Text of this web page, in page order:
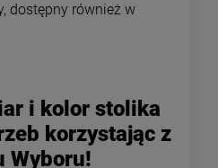
dostępny również w
i kolor stolika
korzystając z
Wyboru!